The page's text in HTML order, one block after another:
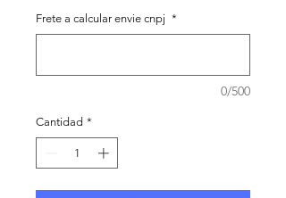
Frete a calcular envie cnpj *
0/500
Cantidad *